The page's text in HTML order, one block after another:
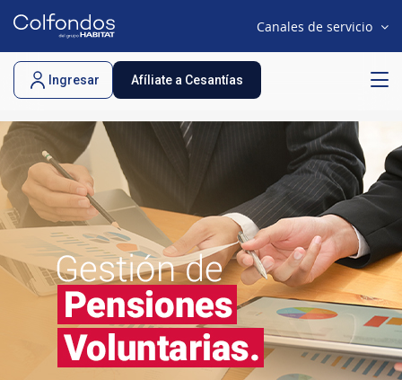
Canales de servicio
Afíliate a Cesantías
Ingresar